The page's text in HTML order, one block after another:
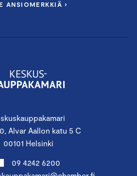
Alvar Aallon katu 5 C
00101 Helsinki
09 4242 6200
ANSIOMERKKIÄ ›